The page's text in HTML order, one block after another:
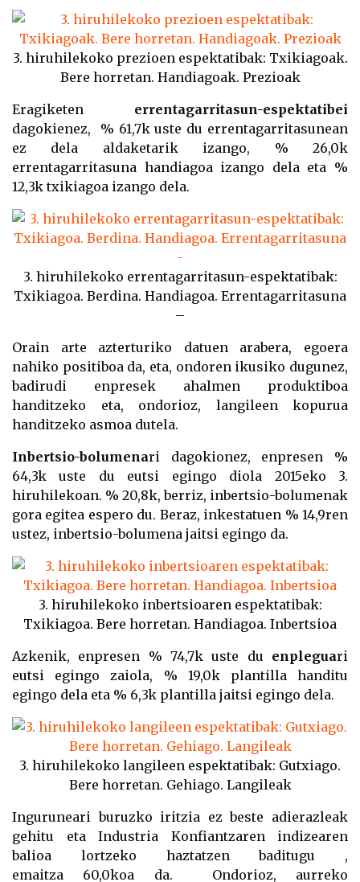
3. hiruhilekoko prezioen espektatibak: Txikiagoak.
Bere horretan. Handiagoak. Prezioak
Eragiketen errentagarritasun-espektatibei
dagokienez, % 61,7k uste du errentagarritasunean
ez dela aldaketarik izango, % 26,0k
errentagarritasuna handiagoa izango dela eta %
12,3k txikiagoa izango dela.
3. hiruhilekoko errentagarritasun-espektatibak:
Txikiagoa. Berdina. Handiagoa. Errentagarritasuna
–
Orain arte azterturiko datuen arabera, egoera
nahiko positiboa da, eta, ondoren ikusiko dugunez,
badirudi enpresek ahalmen produktiboa
handitzeko eta, ondorioz, langileen kopurua
handitzeko asmoa dutela.
Inbertsio-bolumenari dagokionez, enpresen %
64,3k uste du eutsi egingo diola 2015eko 3.
hiruhilekoan. % 20,8k, berriz, inbertsio-bolumenak
gora egitea espero du. Beraz, inkestatuen % 14,9ren
ustez, inbertsio-bolumena jaitsi egingo da.
3. hiruhilekoko inbertsioaren espektatibak:
Txikiagoa. Bere horretan. Handiagoa. Inbertsioa
Azkenik, enpresen % 74,7k uste du enpleguari
eutsi egingo zaiola, % 19,0k plantilla handitu
egingo dela eta % 6,3k plantilla jaitsi egingo dela.
3. hiruhilekoko langileen espektatibak: Gutxiago.
Bere horretan. Gehiago. Langileak
Inguruneari buruzko iritzia ez beste adierazleak
gehitu eta Industria Konfiantzaren indizearen
balioa lortzeko haztatzen baditugu ,
emaitza 60,0koa da. Ondorioz, aurreko